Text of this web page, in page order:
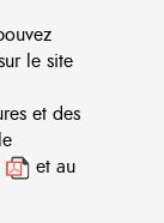
le site
et des
et au